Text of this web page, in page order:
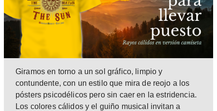
Giramos en torno a un sol gráfico, limpio y
contundente, con un estilo que mira de reojo a los
pósters psicodélicos pero sin caer en la estridencia.
Los colores cálidos y el guiño musical invitan a